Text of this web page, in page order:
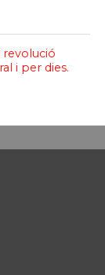
revolució
i per dies.